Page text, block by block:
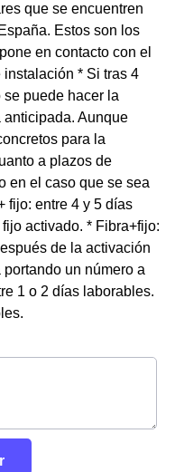
que se encuentren
Estos son los
en contacto con el
* Si tras 4
se puede hacer la
Aunque
para la
a plazos de
en el caso que se sea
fijo: entre 4 y 5 días
activado. * Fibra+fijo:
de la activación
un número a
1 o 2 días laborables.